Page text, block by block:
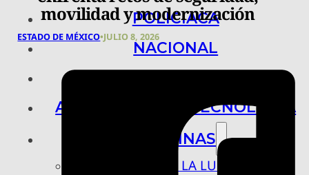
POLICIACA
NACIONAL
ARTE, CIENCIA Y TECNOLOGÍA
COLUMNAS
BAJO LA LUPA
movilidad y modernización
ESTADO DE MÉXICO•JULIO 8, 2026